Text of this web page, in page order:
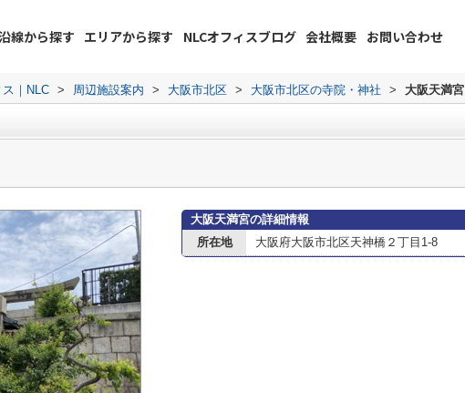
線から探す エリアから探す NLCオフィスブログ 会社概要 お問い合わせ
｜NLC > 周辺施設案内 > 大阪市北区 > 大阪市北区の寺院・神社 > 大阪天満宮
大阪天満宮の詳細情報
所在地
大阪府大阪市北区天神橋２丁目1-8